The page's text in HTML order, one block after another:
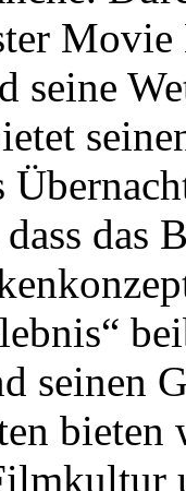
seine
seinen